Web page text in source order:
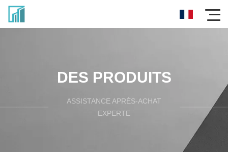
DES PRODUITS
ASSISTANCE APRÈS-ACHAT
EXPERTE